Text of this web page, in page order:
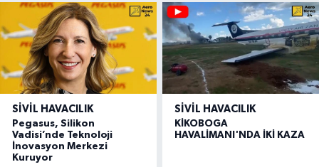
SIVIL HAVACILIK
Pegasus, Silikon
Vadisi’nde Teknoloji
İnovasyon Merkezi
Kuruyor
SIVIL HAVACILIK
KİKOBOGA
HAVALİMANI'NDA İKİ KAZA